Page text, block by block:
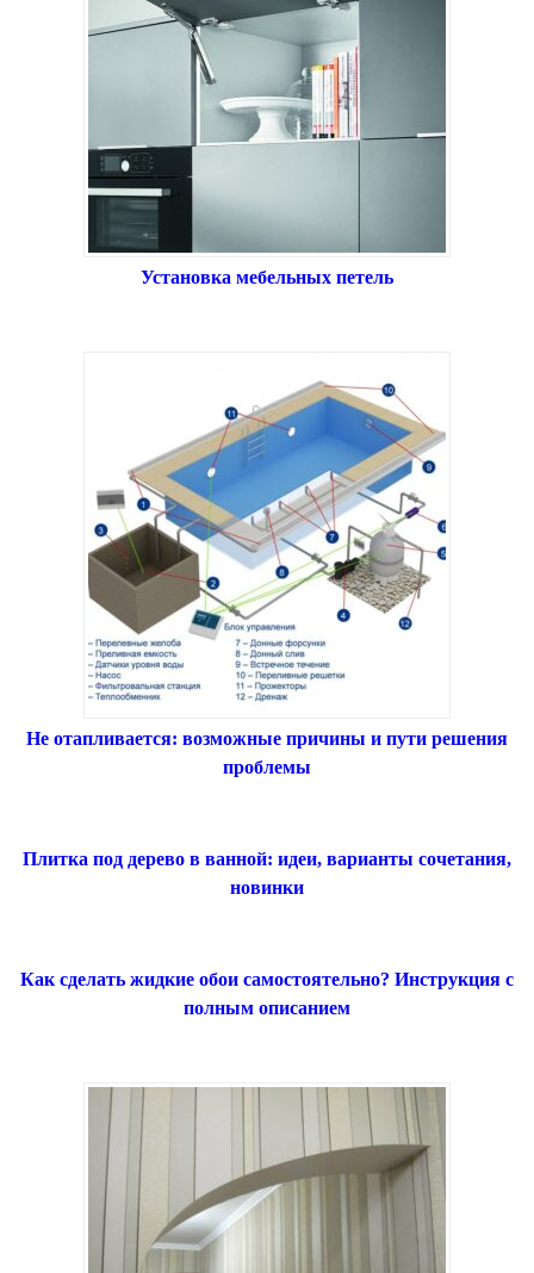
Установка мебельных петель
Не отапливается: возможные причины и пути решения
проблемы
Плитка под дерево в ванной: идеи, варианты сочетания,
новинки
Как сделать жидкие обои самостоятельно? Инструкция с
полным описанием